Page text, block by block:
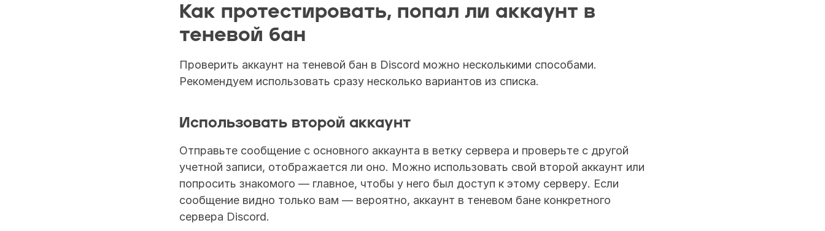
Как протестировать, попал ли аккаунт в
теневой бан
Проверить аккаунт на теневой бан в Discord можно несколькими способами.
Рекомендуем использовать сразу несколько вариантов из списка.
Использовать второй аккаунт
Отправьте сообщение с основного аккаунта в ветку сервера и проверьте с другой
учетной записи, отображается ли оно. Можно использовать свой второй аккаунт или
попросить знакомого — главное, чтобы у него был доступ к этому серверу. Если
сообщение видно только вам — вероятно, аккаунт в теневом бане конкретного
сервера Discord.